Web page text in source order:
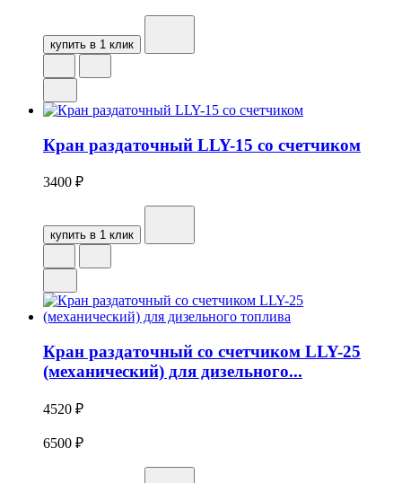
купить в 1 клик
Кран раздаточный LLY-15 со счетчиком
3400 ₽
купить в 1 клик
Кран раздаточный со счетчиком LLY-25
(механический) для дизельного...
4520 ₽
6500 ₽